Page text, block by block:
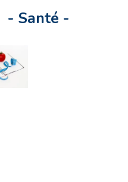
-Santé -